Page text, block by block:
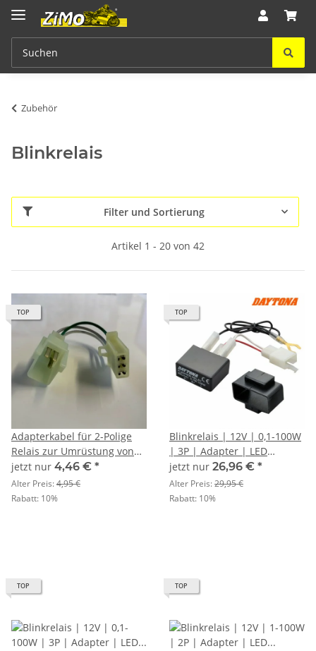
Zubehör
Blinkrelais
Filter und Sortierung
Artikel 1 - 20 von 42
TOP
Adapterkabel für 2-Polige
Relais zur Umrüstung von
Japanstecker 3PM-3 Pin's
auf 4-Fach Honda Stecker
jetzt nur 4,46 € *
Alter Preis:4,95 €
Rabatt: 10%
TOP
Blinkrelais | 12V | 0,1-100W
| 3P | Adapter | LED
(E=Masse) (B=geschaltenes
Plus (49) L=Signal (49a)
jetzt nur 26,96 € *
Alter Preis:29,95 €
Rabatt: 10%
TOP TOP